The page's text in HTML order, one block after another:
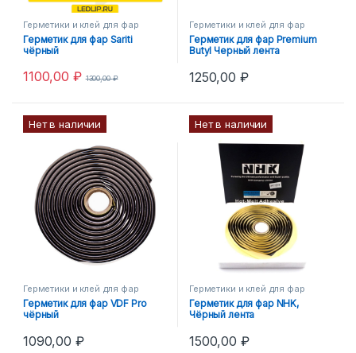
Герметики и клей для фар
Герметик для фар Sariti
чёрный
1100,00 ₽ 1300,00₽
Герметики и клей для фар
Герметик для фар Premium
Butyl Черный лента
1250,00 ₽
Нет в наличии
Герметики и клей для фар
Герметик для фар VDF Pro
чёрный
1090,00 ₽
Нет в наличии
Герметики и клей для фар
Герметик для фар NHK,
Чёрный лента
1500,00 ₽